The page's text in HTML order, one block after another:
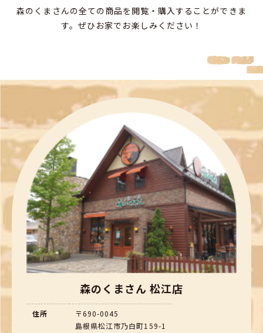
森のくまさんの全ての商品を閲覧・購入することができま
す。ぜひお家でお楽しみください！
森のくまさん 松江店
住所
〒690-0045
島根県松江市乃白町159-1